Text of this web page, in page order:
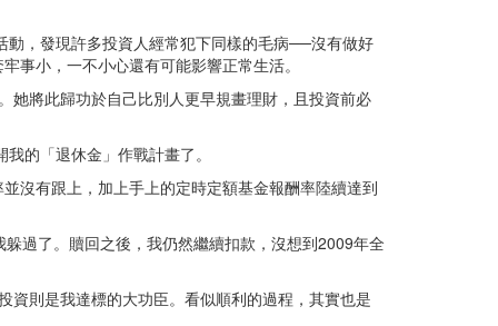
，發現許多投資人經常犯下同樣的毛病──沒有做好
事小，一不小心還有可能影響正常生活。
她將此歸功於自己比別人更早規畫理財，且投資前必
的「退休金」作戰計畫了。
沒有跟上，加上手上的定時定額基金報酬率陸續達到
過了。贖回之後，我仍然繼續扣款，沒想到2009年全
資則是我達標的大功臣。看似順利的過程，其實也是